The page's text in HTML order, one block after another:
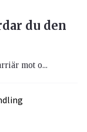
du den
mot o...